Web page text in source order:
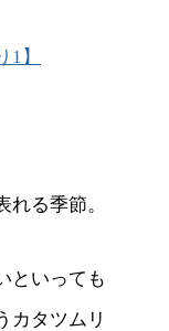
】
る季節。
といっても
カタツムリ